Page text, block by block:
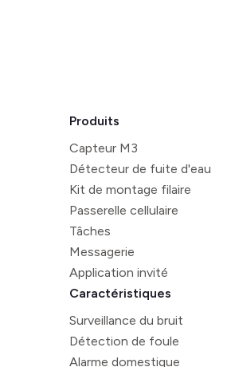
Produits
Capteur M3
Détecteur de fuite d'eau
Kit de montage filaire
Passerelle cellulaire
Tâches
Messagerie
Application invité
Caractéristiques
Surveillance du bruit
Détection de foule
Alarme domestique